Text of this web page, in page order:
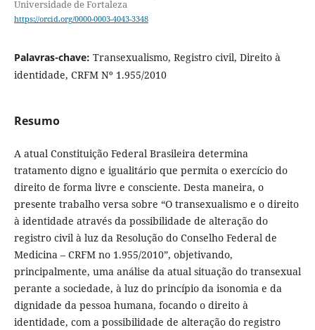
Universidade de Fortaleza
https://orcid.org/0000-0003-4043-3348
Palavras-chave: Transexualismo, Registro civil, Direito à
identidade, CRFM Nº 1.955/2010
Resumo
A atual Constituição Federal Brasileira determina
tratamento digno e igualitário que permita o exercício do
direito de forma livre e consciente. Desta maneira, o
presente trabalho versa sobre “O transexualismo e o direito
à identidade através da possibilidade de alteração do
registro civil à luz da Resolução do Conselho Federal de
Medicina – CRFM no 1.955/2010”, objetivando,
principalmente, uma análise da atual situação do transexual
perante a sociedade, à luz do princípio da isonomia e da
dignidade da pessoa humana, focando o direito à
identidade, com a possibilidade de alteração do registro